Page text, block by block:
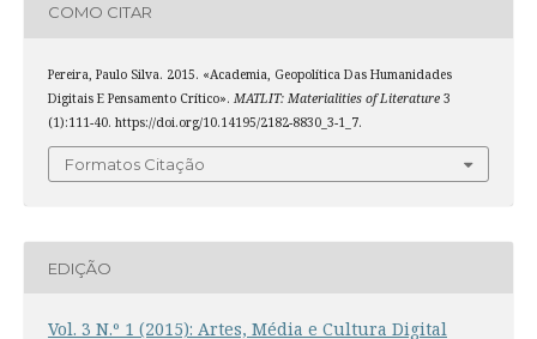
COMO CITAR
Pereira, Paulo Silva. 2015. «Academia, Geopolítica Das Humanidades
Digitais E Pensamento Crítico». MATLIT: Materialities of Literature3
(1):111-40. https://doi.org/10.14195/2182-8830_3-1_7.
Formatos Citação
EDIÇÃO
Vol. 3 N.º 1 (2015): Artes, Média e Cultura Digital